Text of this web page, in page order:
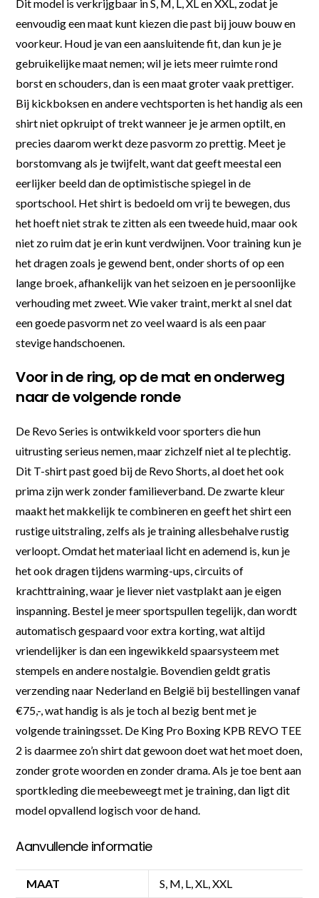
Dit model is verkrijgbaar in S, M, L, XL en XXL, zodat je
eenvoudig een maat kunt kiezen die past bij jouw bouw en
voorkeur. Houd je van een aansluitende fit, dan kun je je
gebruikelijke maat nemen; wil je iets meer ruimte rond
borst en schouders, dan is een maat groter vaak prettiger.
Bij kickboksen en andere vechtsporten is het handig als een
shirt niet opkruipt of trekt wanneer je je armen optilt, en
precies daarom werkt deze pasvorm zo prettig. Meet je
borstomvang als je twijfelt, want dat geeft meestal een
eerlijker beeld dan de optimistische spiegel in de
sportschool. Het shirt is bedoeld om vrij te bewegen, dus
het hoeft niet strak te zitten als een tweede huid, maar ook
niet zo ruim dat je erin kunt verdwijnen. Voor training kun je
het dragen zoals je gewend bent, onder shorts of op een
lange broek, afhankelijk van het seizoen en je persoonlijke
verhouding met zweet. Wie vaker traint, merkt al snel dat
een goede pasvorm net zo veel waard is als een paar
stevige handschoenen.
Voor in de ring, op de mat en onderweg
naar de volgende ronde
De Revo Series is ontwikkeld voor sporters die hun
uitrusting serieus nemen, maar zichzelf niet al te plechtig.
Dit T-shirt past goed bij de Revo Shorts, al doet het ook
prima zijn werk zonder familieverband. De zwarte kleur
maakt het makkelijk te combineren en geeft het shirt een
rustige uitstraling, zelfs als je training allesbehalve rustig
verloopt. Omdat het materiaal licht en ademend is, kun je
het ook dragen tijdens warming-ups, circuits of
krachttraining, waar je liever niet vastplakt aan je eigen
inspanning. Bestel je meer sportspullen tegelijk, dan wordt
automatisch gespaard voor extra korting, wat altijd
vriendelijker is dan een ingewikkeld spaarsysteem met
stempels en andere nostalgie. Bovendien geldt gratis
verzending naar Nederland en België bij bestellingen vanaf
€75,-, wat handig is als je toch al bezig bent met je
volgende trainingsset. De King Pro Boxing KPB REVO TEE
2 is daarmee zo’n shirt dat gewoon doet wat het moet doen,
zonder grote woorden en zonder drama. Als je toe bent aan
sportkleding die meebeweegt met je training, dan ligt dit
model opvallend logisch voor de hand.
Aanvullende informatie
MAAT S, M, L, XL, XXL